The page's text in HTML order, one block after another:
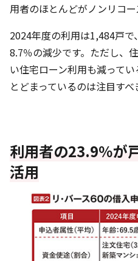
用者のほとんどがノンリコー
2024年度の利用は1,484戸
8.7％の減少です。ただし、
い住宅ローン利用も減って
とどまっているのは注目すべ
利用者の23.9％が
活用